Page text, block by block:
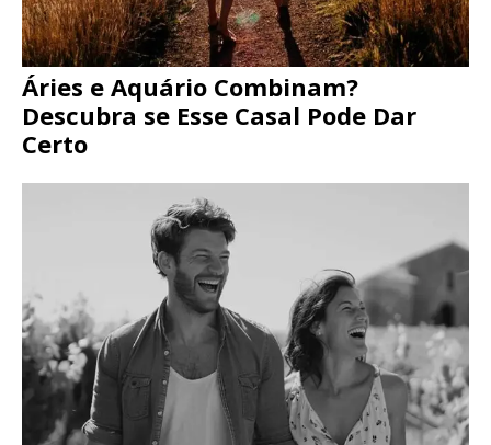
Áries e Aquário Combinam?
Descubra se Esse Casal Pode Dar
Certo